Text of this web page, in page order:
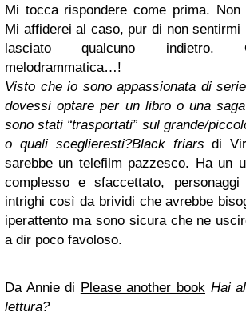
Mi tocca rispondere come prima. Non
Mi affiderei al caso, pur di non sentirmi
lasciato qualcuno indietro.
melodrammatica…!
Visto che io sono appassionata di
dovessi optare per un libro o una
sono stati “trasportati” sul grande/
o quali sceglieresti?Black friars di
sarebbe un telefilm pazzesco. Ha un
complesso e sfaccettato,
intrighi così da brividi che avrebbe
iperattento ma sono sicura che ne
a dir poco favoloso.
Da Annie di Please another book Hai
lettura?